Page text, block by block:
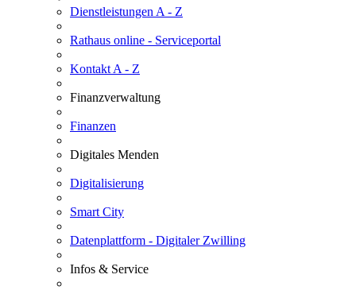
Dienstleistungen A - Z
Rathaus online - Serviceportal
Kontakt A - Z
Finanzverwaltung
Finanzen
Digitales Menden
Digitalisierung
Smart City
Datenplattform - Digitaler Zwilling
Infos & Service